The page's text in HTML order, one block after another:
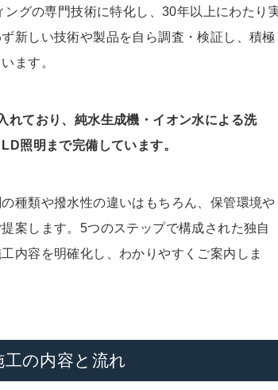
グの専門技術に特化し、30年以上にわたり
新しい技術や製品を自ら調査・検証し、積極
ます。
れており、純水生成機・イオン水による洗
照明まで完備しています。
種類や撥水性の違いはもちろん、保管環境や
案します。5つのステップで構成された独自
内容を明確化し、わかりやすくご案内しま
の内容と流れ